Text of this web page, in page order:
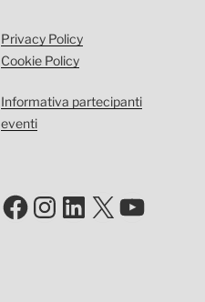
Privacy Policy
Cookie Policy
Informativa partecipanti
eventi
Facebook
Instagram
LinkedIn
X